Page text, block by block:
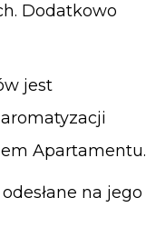
Dodatkowo
jest
Apartamentu.
na jego